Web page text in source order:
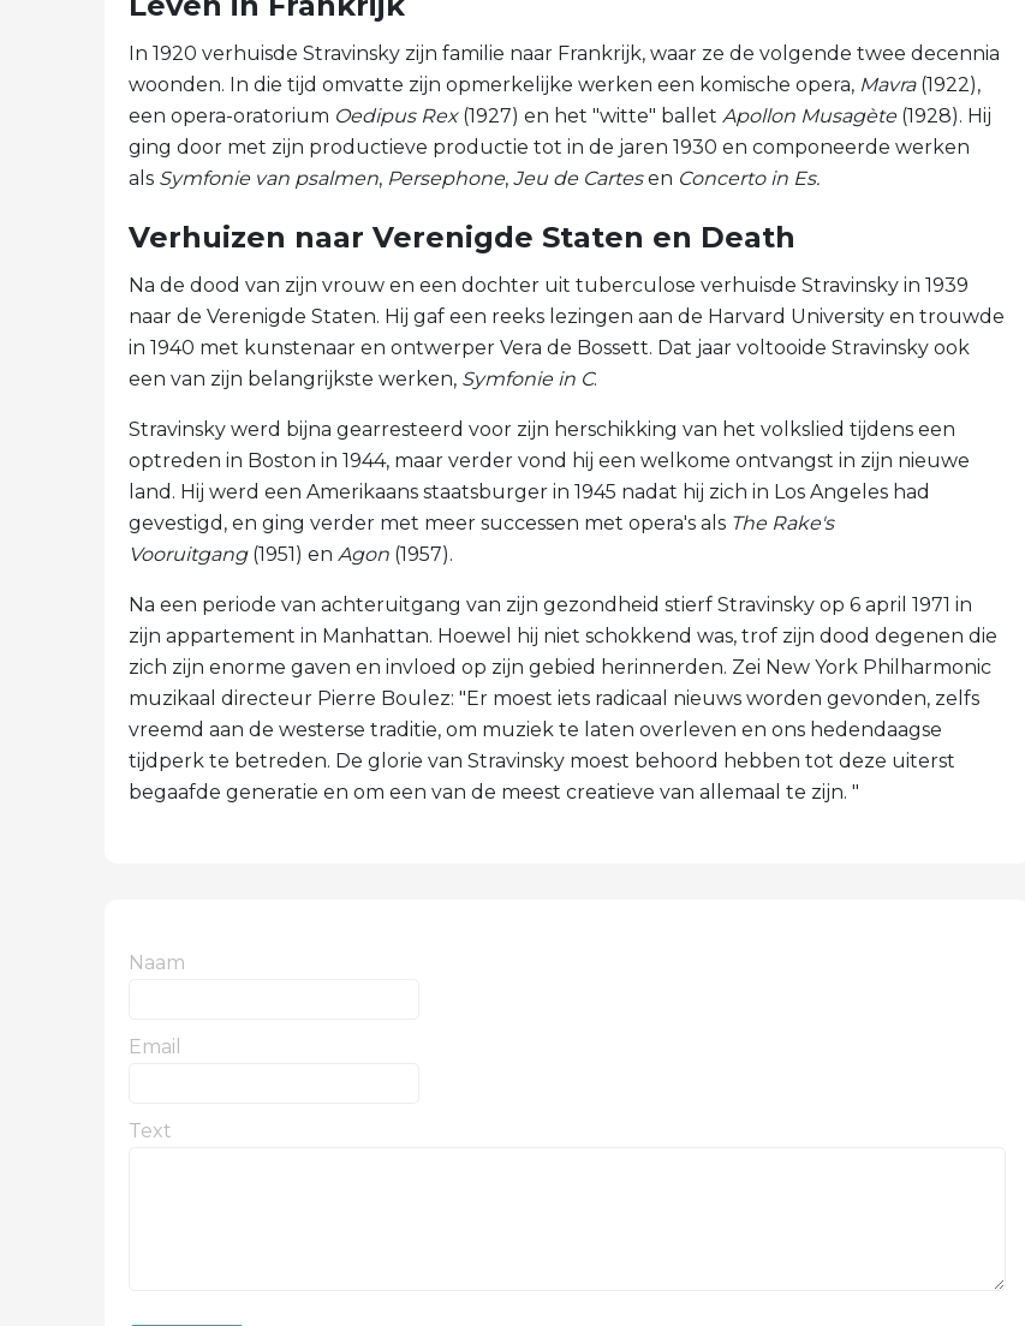
In 1920 verhuisde Stravinsky zijn familie naar Frankrijk, waar ze de volgende twee decennia
woonden. In die tijd omvatte zijn opmerkelijke werken een komische opera, Mavra(1922),
een opera-oratorium Oedipus Rex(1927) en het "witte" ballet Apollon Musagète(1928). Hij
ging door met zijn productieve productie tot in de jaren 1930 en componeerde werken
als Symfonie van psalmen, Persephone, Jeu de Cartesen Concerto in Es.
Verhuizen naar Verenigde Staten en Death
Na de dood van zijn vrouw en een dochter uit tuberculose verhuisde Stravinsky in 1939
naar de Verenigde Staten. Hij gaf een reeks lezingen aan de Harvard University en trouwde
in 1940 met kunstenaar en ontwerper Vera de Bossett. Dat jaar voltooide Stravinsky ook
een van zijn belangrijkste werken, Symfonie in C.
Stravinsky werd bijna gearresteerd voor zijn herschikking van het volkslied tijdens een
optreden in Boston in 1944, maar verder vond hij een welkome ontvangst in zijn nieuwe
land. Hij werd een Amerikaans staatsburger in 1945 nadat hij zich in Los Angeles had
gevestigd, en ging verder met meer successen met opera's als The Rake's
Vooruitgang(1951) en Agon (1957).
Na een periode van achteruitgang van zijn gezondheid stierf Stravinsky op 6 april 1971 in
zijn appartement in Manhattan. Hoewel hij niet schokkend was, trof zijn dood degenen die
zich zijn enorme gaven en invloed op zijn gebied herinnerden. Zei New York Philharmonic
muzikaal directeur Pierre Boulez: "Er moest iets radicaal nieuws worden gevonden, zelfs
vreemd aan de westerse traditie, om muziek te laten overleven en ons hedendaagse
tijdperk te betreden. De glorie van Stravinsky moest behoord hebben tot deze uiterst
begaafde generatie en om een ​​van de meest creatieve van allemaal te zijn. "
Naam
Email
Text